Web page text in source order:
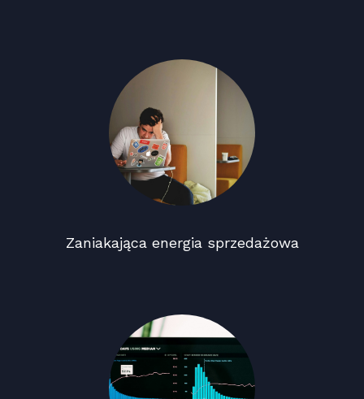
Zaniakająca energia sprzedażowa